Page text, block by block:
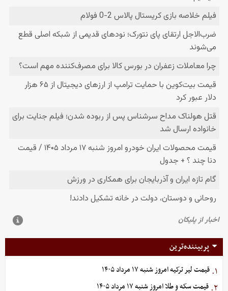
پربیننده‌ترین
۱. قیمت لیر ترکیه امروز شنبه ۱۷ مرداد ۱۴۰۵
قیمت سکه و طلا امروز شنبه ۱۷ مرداد ۱۴۰۵